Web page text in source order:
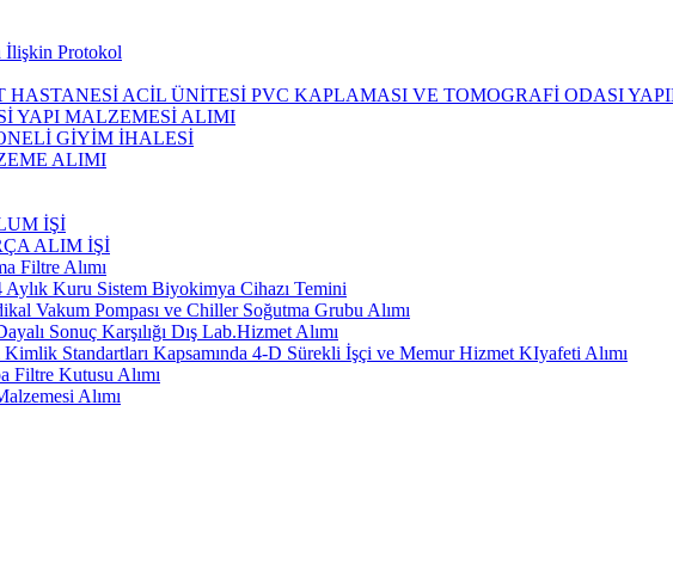
İlişkin Protokol
HASTANESİ ACİL ÜNİTESİ PVC KAPLAMASI VE TOMOGRAFİ ODASI
YAPI MALZEMESİ ALIMI
GİYİM İHALESİ
ALIMI
İŞİ
ALIM İŞİ
Filtre Alımı
Aylık Kuru Sistem Biyokimya Cihazı Temini
Vakum Pompası ve Chiller Soğutma Grubu Alımı
Sonuç Karşılığı Dış Lab.Hizmet Alımı
Kimlik Standartları Kapsamında 4-D Sürekli İşçi ve Memur Hizmet KIyafeti Alımı
Filtre Kutusu Alımı
Alımı